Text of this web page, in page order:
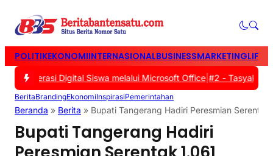
POLITIKEKONOMIINTERNASIONALBUSINESSMARKETING
Literasi Digital Siswa melalui Microsoft Office|#2 -Tasyakuran
BeritaBrandingEkonomiInspirasiPemerintahan
Beranda » Berita » Bupati Tangerang Hadiri Peresmian
Bupati Tangerang Hadiri